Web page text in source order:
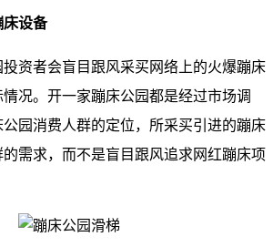
床设备
资者会盲目跟风采买网络上的火爆蹦床
况。开一家蹦床公园都是经过市场调
园消费人群的定位，所采买引进的蹦床
需求，而不是盲目跟风追求网红蹦床项